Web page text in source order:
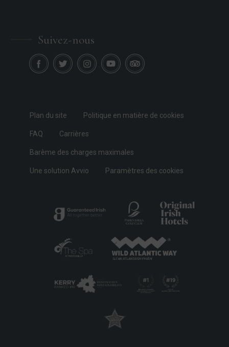
Suivez-nous
Plan du site Politique en matière de cookies
FAQ Carrières
Barème des charges maximales
Une solution Avvio Paramètres des cookies